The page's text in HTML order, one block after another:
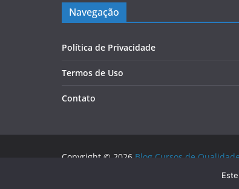
Navegação
Política de Privacidade
Termos de Uso
Contato
Copyright © 2026 Blog Cursos de Qualidade
por ThemeGrill. Powered